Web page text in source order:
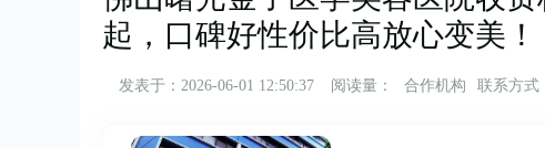
起，口碑好性价比高放心变美！
发表于：2026-06-01 12:50:37 阅读量： 合作机构 联系方式